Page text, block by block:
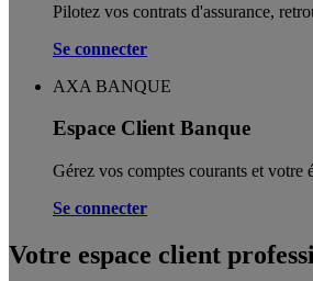
Pilotez vos contrats d'assurance,
Se connecter
AXA BANQUE
Espace Client Banque
Gérez vos comptes courants et votre
Se connecter
Votre espace client